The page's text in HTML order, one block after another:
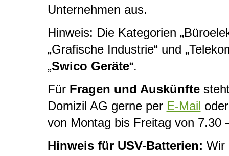
Unternehmen aus.
Hinweis: Die Kategorien
„Grafische Industrie“ und
„Swico Geräte“.
Für Fragen und Auskünfte
Domizil AG gerne per E-Mail
von Montag bis Freitag von 7.30
Hinweis für USV-Batterien: Wir